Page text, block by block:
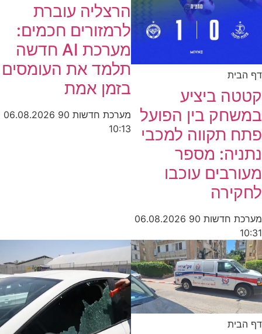
דף הבית
קטטה ביציע
במשחק בין הפועל
פתח תקווה למכבי
נתניה: מספר
מעורבים עוכבו
לחקירה
מערכת חדשות 90
06.08.2026
10:31
הרצליה עוברת
לרמזורים חכמים:
מערכת AI חדשה
תלמד את העומסים
בזמן אמת
מערכת חדשות 90
06.08.2026
10:13
דף הבית